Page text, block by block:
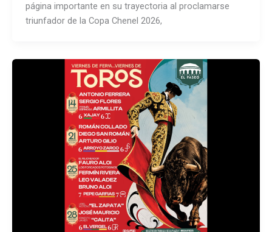
página importante en su trayectoria al proclamarse
triunfador de la Copa Chenel 2026,